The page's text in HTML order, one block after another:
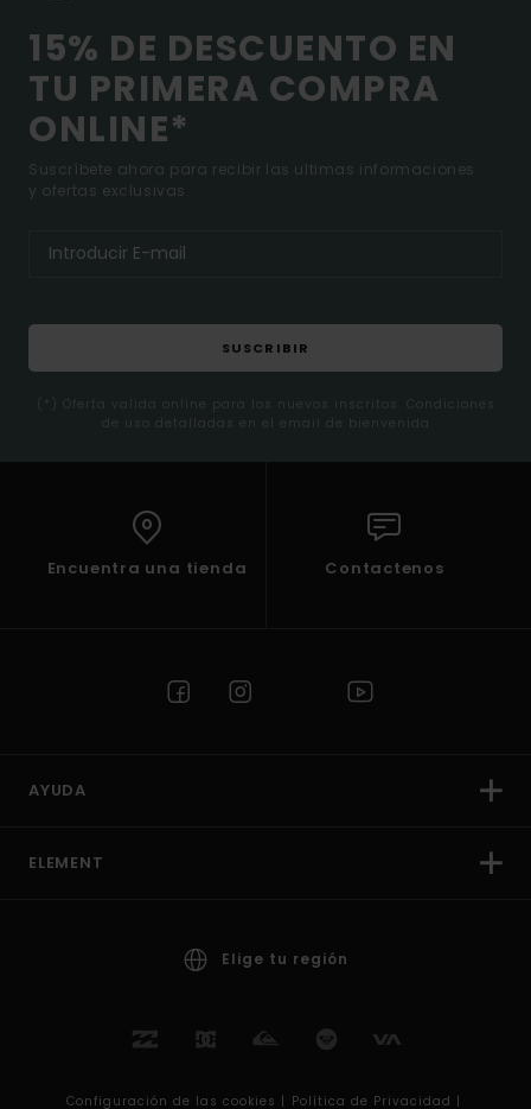
15% DE DESCUENTO EN
TU PRIMERA COMPRA
ONLINE*
Suscríbete ahora para recibir las ultimas informaciones
y ofertas exclusivas.
SUSCRIBIR
(*) Oferta valida online para los nuevos inscritos. Condiciones
de uso detalladas en el email de bienvenida
Encuentra una tienda Contactenos
AYUDA
ELEMENT
Elige tu región
Configuración de las cookies | Política de Privacidad |